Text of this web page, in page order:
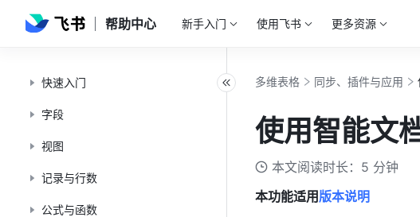
帮助中心 新手入门 使用飞书 更多资源
快速入门
字段
视图
记录与行数
公式与函数
多维表格 同步、插件与应用
使用智能文
本文阅读时长：5 分钟
本功能适用 版本说明